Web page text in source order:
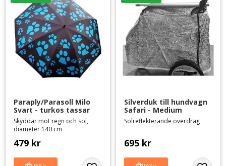
Paraply/Parasoll Milo
Svart - turkos tassar
Skyddar mot regn och sol,
diameter 140 cm
479 kr
Silverduk till hundvagn
Safari - Medium
Solreflekterande överdrag
695 kr